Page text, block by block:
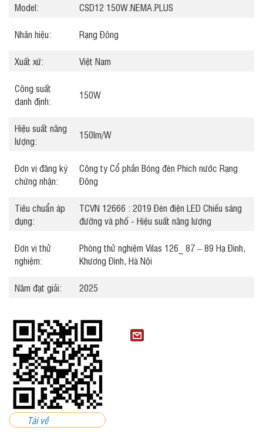
Model: CSD12 150W.NEMA.PLUS
Nhãn hiệu: Rạng Đông
Xuất xứ: Việt Nam
Công suất
danh định:
150W
Hiệu suất năng
lượng:
150lm/W
Đơn vị đăng ký
chứng nhận:
Công ty Cổ phần Bóng đèn Phích nước Rạng
Đông
Tiêu chuẩn áp
dụng:
TCVN 12666 : 2019 Đèn điện LED Chiếu sáng
đường và phố - Hiệu suất năng lượng
Đơn vị thử
nghiệm:
Phòng thử nghiệm Vilas 126_ 87 – 89 Hạ Đình,
Khương Đình, Hà Nội
Năm đạt giải: 2025
Tải về